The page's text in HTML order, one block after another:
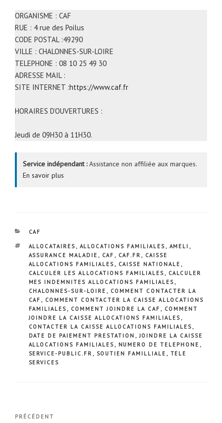
ORGANISME : CAF
RUE : 4 rue des Poilus
CODE POSTAL :49290
VILLE : CHALONNES-SUR-LOIRE
TELEPHONE : 08 10 25 49 30
ADRESSE MAIL :
SITE INTERNET :https://www.caf.fr
HORAIRES D’OUVERTURES :
Jeudi de 09H30 à 11H30.
Service indépendant :Assistance non affiliée aux marques.
En savoir plus
CATÉGORIES
CAF
ÉTIQUETTES
ALLOCATAIRES, ALLOCATIONS FAMILIALES, AMELI ,
ASSURANCE MALADIE , CAF , CAF.FR , CAISSE
ALLOCATIONS FAMILIALES, CAISSE NATIONALE ,
CALCULER LES ALLOCATIONS FAMILIALES, CALCULER
MES INDEMNITES ALLOCATIONS FAMILIALES,
CHALONNES-SUR-LOIRE , COMMENT CONTACTER LA
CAF , COMMENT CONTACTER LA CAISSE ALLOCATIONS
FAMILIALES, COMMENT JOINDRE LA CAF , COMMENT
JOINDRE LA CAISSE ALLOCATIONS FAMILIALES,
CONTACTER LA CAISSE ALLOCATIONS FAMILIALES,
DATE DE PAIEMENT PRESTATION ,JOINDRE LA CAISSE
ALLOCATIONS FAMILIALES, NUMERO DE TELEPHONE ,
SERVICE-PUBLIC.FR , SOUTIEN FAMILLIALE , TELE
SERVICES
Navigation
Article
PRÉCÉDENT